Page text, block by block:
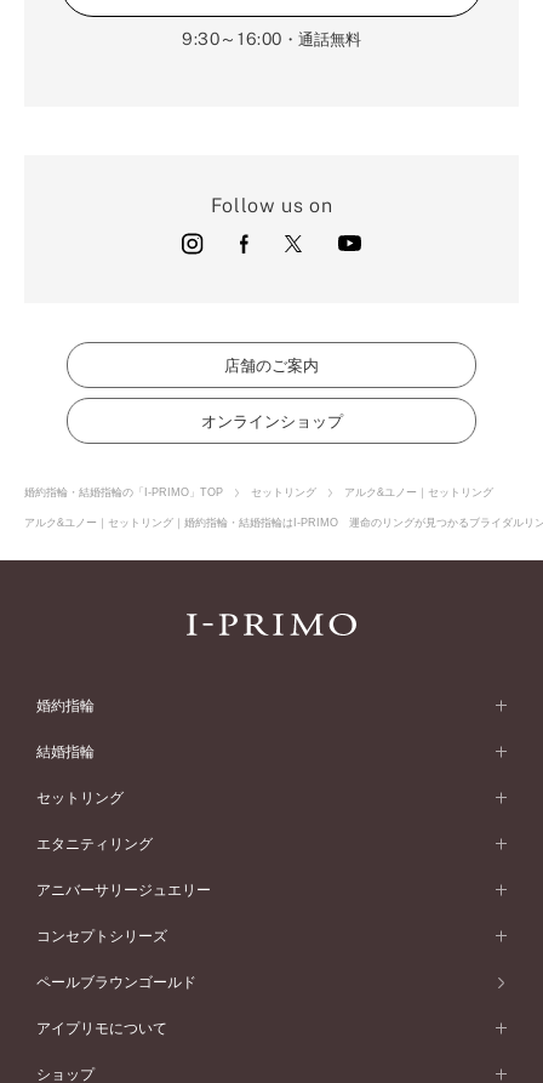
9:30～16:00 ・通話無料
Follow us on
店舗のご案内
オンラインショップ
婚約指輪・結婚指輪の「I-PRIMO」TOP セットリング アルク&ユノー｜セットリング
アルク&ユノー｜セットリング｜婚約指輪・結婚指輪はI-PRIMO 運命のリングが見つかるブライダルリ
婚約指輪
婚約指輪 (エンゲージリング)
婚約指輪一覧
ピンクゴールド
ペールブラウンゴールド
ウェーブライン
V字ライン
ワンサイドメレ
ダブルサイドメレ
フェミニン
モード
50万円台～
40万円台～
結婚指輪
結婚指輪 (マリッジリング)
結婚指輪一覧
ピンクゴールド
ペールブラウンゴールド
ウェーブライン
V字ライン
ワンメレ
セベラルメレ
フェミニン
セットリング
セットリング
セットリング一覧
ピンクゴールド
ペールブラウンゴールド
エタニティリング
エタニティリング
エタニティリング一覧
ピンクゴールド
アニバーサリージュエリー
アニバーサリージュエリー
アニバーサリージュエリー一覧
コンセプトシリーズ
コンセプトシリーズ
オリジンビリーフ
ペールブラウンゴールド
アイプリモについて
アイプリモについて
ショップ